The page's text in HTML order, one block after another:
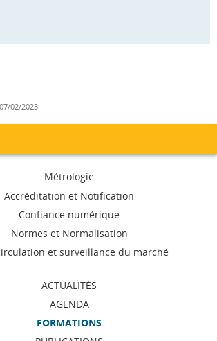
07/02/2023
Métrologie
Accréditation et Notification
Confiance numérique
Normes et Normalisation
et surveillance du marché
ACTUALITÉS
AGENDA
FORMATIONS